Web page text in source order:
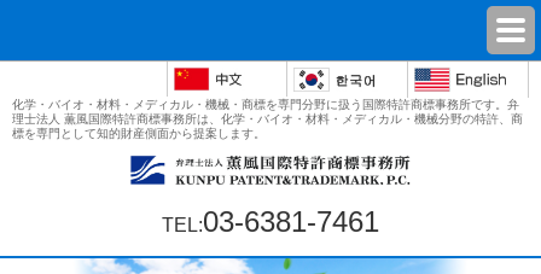
化学・バイオ・材料・メディカル・機械・商標を専門分野に扱う国際特許商標事務所です。弁
理士法人 薫風国際特許商標事務所は、化学・バイオ・材料・メディカル・機械分野の特許、商
標を専門として知的財産側面から提案します。
03-6381-7461